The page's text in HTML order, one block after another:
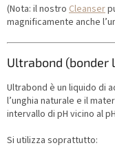
(Nota: il nostro Cleanser
magnificamente anche
Ultrabond (bonder
Ultrabond è un liquido di
l’unghia naturale e il
intervallo di pH vicino al
Si utilizza soprattutto: